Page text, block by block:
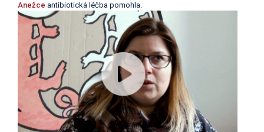
Anežce antibiotická léčba pomohla.